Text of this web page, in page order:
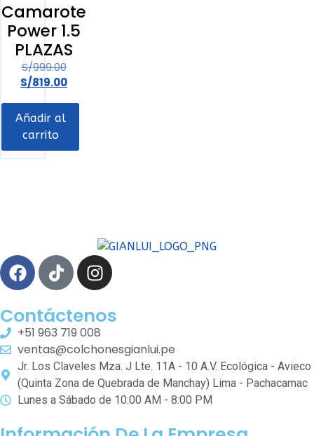
Camarote
Power 1.5
PLAZAS
S/999.00
S/819.00
Añadir al
carrito
Contáctenos
+51 963 719 008
ventas@colchonesgianlui.pe
Jr. Los Claveles Mza. J Lte. 11A - 10 A.V. Ecológica - Avieco
(Quinta Zona de Quebrada de Manchay) Lima - Pachacamac
Lunes a Sábado de 10:00 AM - 8:00 PM